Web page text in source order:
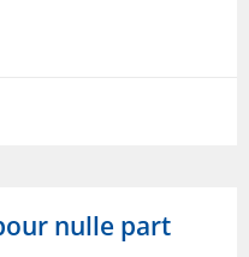
nulle part